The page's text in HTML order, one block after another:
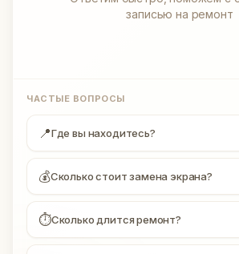
записью на ремонт
ЧАСТЫЕ ВОПРОСЫ
📍Где вы находитесь?
💰Сколько стоит замена экрана?
⏱Сколько длится ремонт?